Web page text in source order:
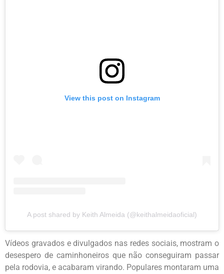
View this post on Instagram
A post shared by Keith Almeida (@keithalmeidaoficial)
Vídeos gravados e divulgados nas redes sociais, mostram o
desespero de caminhoneiros que não conseguiram passar
pela rodovia, e acabaram virando. Populares montaram uma